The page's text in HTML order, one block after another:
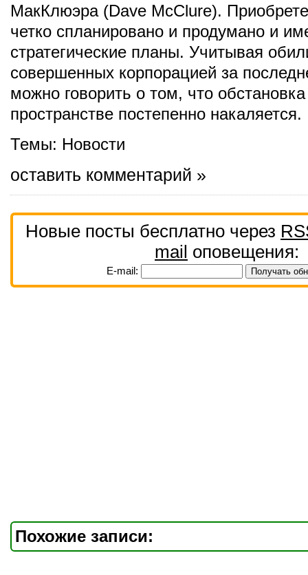
МакКлюэра (Dave McClure).
четко спланировано и продумано и
стратегические планы. Учитывая
совершенных корпорацией за
можно говорить о том, что
пространстве постепенно накаляется.
Темы: Новости
оставить комментарий »
Новые посты бесплатно через
mail оповещения:
E-mail:
Похожие записи: